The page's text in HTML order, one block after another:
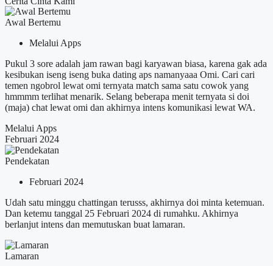
Awal Bertemu
Melalui Apps
Pukul 3 sore adalah jam rawan bagi karyawan biasa, karena gak ada
kesibukan iseng iseng buka dating aps namanyaaa Omi. Cari cari
temen ngobrol lewat omi ternyata match sama satu cowok yang
hmmmm terlihat menarik. Selang beberapa menit ternyata si doi
(maja) chat lewat omi dan akhirnya intens komunikasi lewat WA.
Melalui Apps
Februari 2024
Pendekatan
Februari 2024
Udah satu minggu chattingan terusss, akhirnya doi minta ketemuan.
Dan ketemu tanggal 25 Februari 2024 di rumahku. Akhirnya
berlanjut intens dan memutuskan buat lamaran.
Lamaran